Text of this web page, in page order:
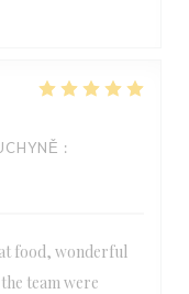
:
food, wonderful
team were